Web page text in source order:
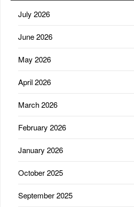
July 2026
June 2026
May 2026
April 2026
March 2026
February 2026
January 2026
October 2025
September 2025